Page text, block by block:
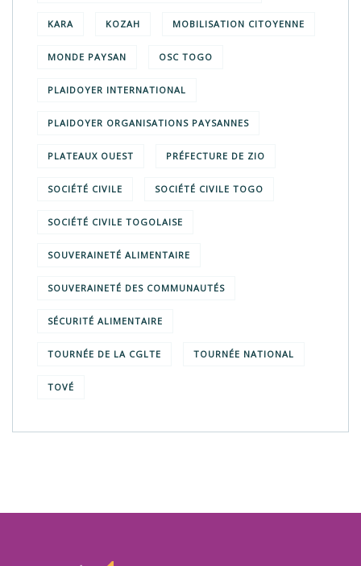
KARA KOZAH MOBILISATION CITOYENNE
MONDE PAYSAN OSC TOGO
PLAIDOYER INTERNATIONAL
PLAIDOYER ORGANISATIONS PAYSANNES
PLATEAUX OUEST PRÉFECTURE DE ZIO
SOCIÉTÉ CIVILE SOCIÉTÉ CIVILE TOGO
SOCIÉTÉ CIVILE TOGOLAISE
SOUVERAINETÉ ALIMENTAIRE
SOUVERAINETÉ DES COMMUNAUTÉS
SÉCURITÉ ALIMENTAIRE
TOURNÉE DE LA CGLTE TOURNÉE NATIONAL
TOVÉ